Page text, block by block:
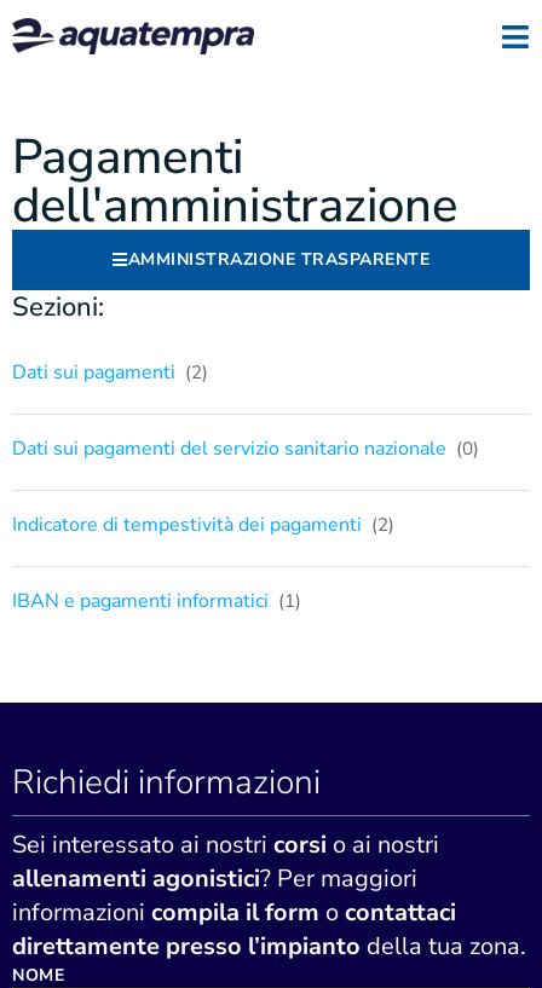
Pagamenti
dell'amministrazione
AMMINISTRAZIONE TRASPARENTE
Sezioni:
Dati sui pagamenti (2)
Dati sui pagamenti del servizio sanitario nazionale (0)
Indicatore di tempestività dei pagamenti (2)
IBAN e pagamenti informatici (1)
Richiedi informazioni
Sei interessato ai nostri corsi o ai nostri
allenamenti agonistici? Per maggiori
informazioni compila il form ocontattaci
direttamente presso l’impianto della tua zona.
NOME